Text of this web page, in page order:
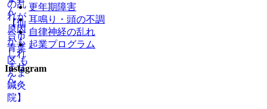
更年期障害
耳鳴り・頭の不調
自律神経の乱れ
起業プログラム
Instagram